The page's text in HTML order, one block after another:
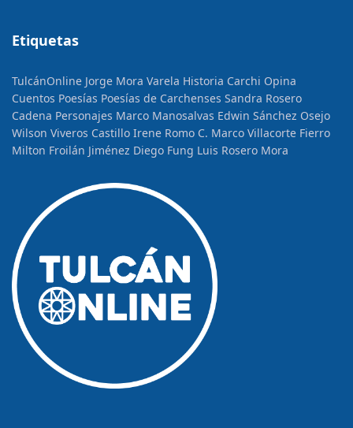
Etiquetas
TulcánOnline Jorge Mora Varela Historia Carchi Opina
Cuentos Poesías Poesías de Carchenses Sandra Rosero
Cadena Personajes Marco Manosalvas Edwin Sánchez Osejo
Wilson Viveros Castillo Irene Romo C. Marco Villacorte Fierro
Milton Froilán Jiménez Diego Fung Luis Rosero Mora